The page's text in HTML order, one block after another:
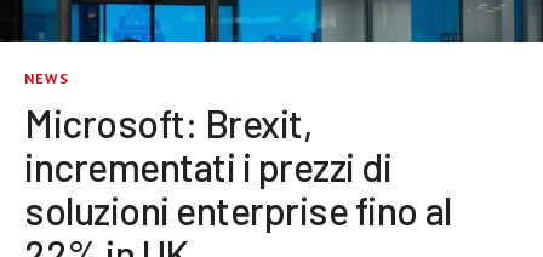
NEWS
Microsoft: Brexit,
incrementati i prezzi di
soluzioni enterprise fino al